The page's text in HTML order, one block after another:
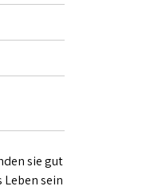
sie gut
sein